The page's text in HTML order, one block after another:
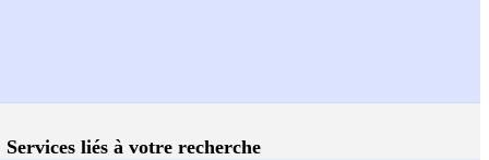
Services liés à votre recherche